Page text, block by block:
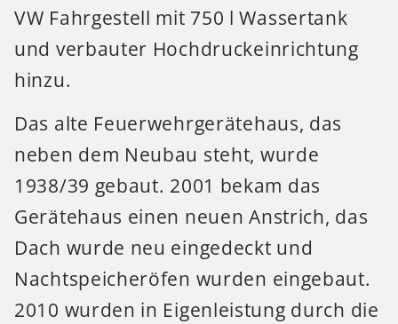
VW Fahrgestell mit 750 l Wassertank
und verbauter Hochdruckeinrichtung
hinzu.
Das alte Feuerwehrgerätehaus, das
neben dem Neubau steht, wurde
1938/39 gebaut. 2001 bekam das
Gerätehaus einen neuen Anstrich, das
Dach wurde neu eingedeckt und
Nachtspeicheröfen wurden eingebaut.
2010 wurden in Eigenleistung durch die